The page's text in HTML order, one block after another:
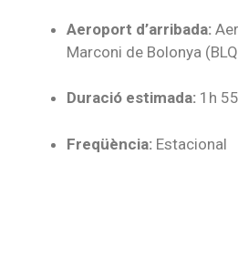
Aeroport d’arribada:
Marconi de Bolonya
Duració estimada: 1h
Freqüència: Estacional